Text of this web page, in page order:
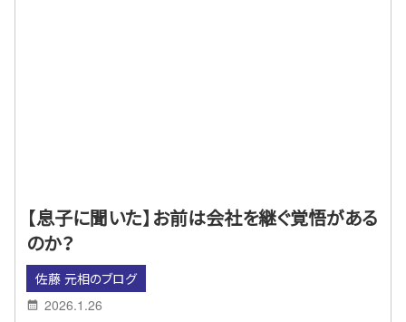
【息子に聞いた】お前は会社を継ぐ覚悟がある
のか？
佐藤 元相のブログ
2026.1.26